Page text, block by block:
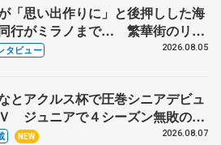
「思い出作りに」と後押しした海
行がミラノまで… 繁華街のリン
は不良のお兄さんも味方に 小林
タビュー 2026.08.05
とアクルス杯で圧巻シニアデビュ
ジュニアで４シーズン無敗の島
央NEW 2026.08.07